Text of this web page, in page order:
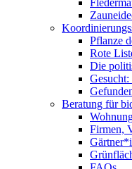
Pflanze
Rote
Die
Beratung für
Firmen,